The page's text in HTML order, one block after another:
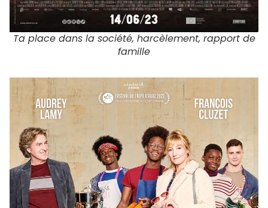
Ta place dans la société, harcèlement, rapport de
famille